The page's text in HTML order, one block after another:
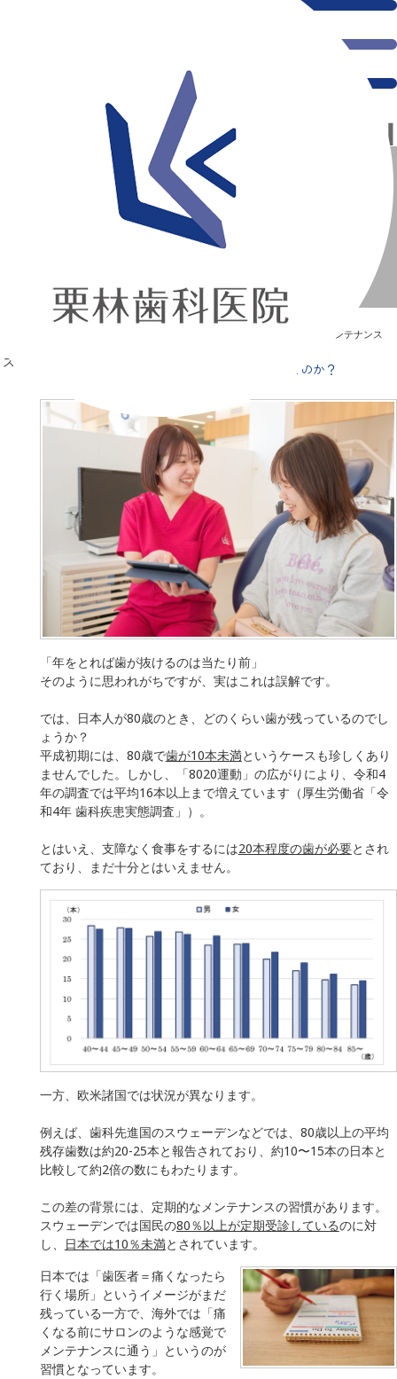
歯のメンテナンス
「年齢を重ねる＝歯が抜ける」はイコールなのか？
「年をとれば歯が抜けるのは当たり前」
そのように思われがちですが、実はこれは誤解です。
では、日本人が80歳のとき、どのくらい歯が残っているのでし
ょうか？
平成初期には、80歳で歯が10本未満というケースも珍しくあり
ませんでした。しかし、「8020運動」の広がりにより、令和4
年の調査では平均16本以上まで増えています（厚生労働省「令
和4年 歯科疾患実態調査」）。
とはいえ、支障なく食事をするには20本程度の歯が必要とされ
ており、まだ十分とはいえません。
一方、欧米諸国では状況が異なります。
例えば、歯科先進国のスウェーデンなどでは、80歳以上の平均
残存歯数は約20-25本と報告されており、約10〜15本の日本と
比較して約2倍の数にもわたります。
この差の背景には、定期的なメンテナンスの習慣があります。
スウェーデンでは国民の80％以上が定期受診しているのに対
し、
日本では10％未満とされています。
日本では「歯医者＝痛くなったら
行く場所」というイメージがまだ
残っている一方で、海外では「痛
くなる前にサロンのような感覚で
メンテナンスに通う」というのが
習慣となっています。